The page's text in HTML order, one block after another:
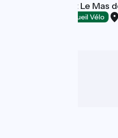
Hôtel Restaurant Le Mas
Accueil Vélo